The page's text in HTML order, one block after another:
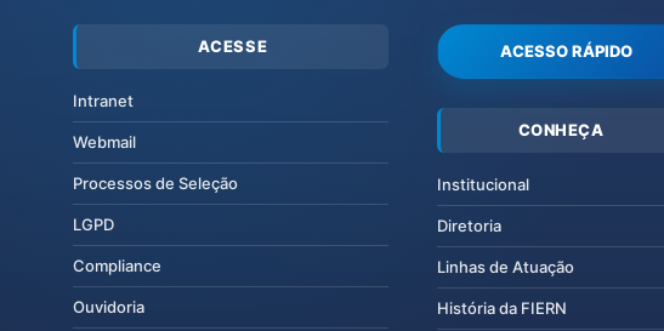
ACESSE
Intranet
Webmail
Processos de Seleção
LGPD
Compliance
Ouvidoria
ACESSO RÁPIDO
CONHEÇA
Institucional
Diretoria
Linhas de Atuação
História da FIERN